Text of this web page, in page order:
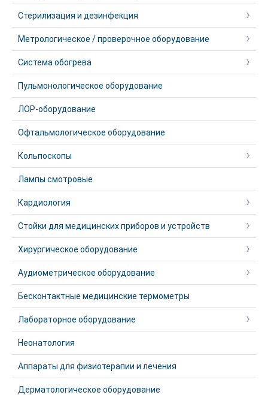
Стерилизация и дезинфекция
Метрологическое / проверочное оборудование
Система обогрева
Пульмонологическое оборудование
ЛОР-оборудование
Офтальмологическое оборудование
Кольпоскопы
Лампы смотровые
Кардиология
Стойки для медицинских приборов и устройств
Хирургическое оборудование
Аудиометрическое оборудование
Бесконтактные медицинские термометры
Лабораторное оборудование
Неонатология
Аппараты для физиотерапии и лечения
Дерматологическое оборудование